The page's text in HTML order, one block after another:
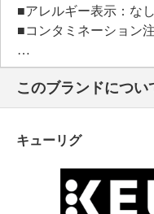
■アレルギー表示：なし
■コンタミネーション
【原材料】
・茶（ほうじ茶（日本
・直射日光、高温多湿
【期限表示】
・開封前：商品記載の
【同梱書類】
このブランドについ
キューリグ